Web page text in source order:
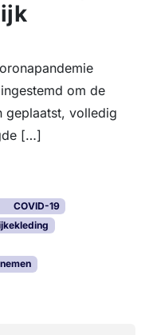
om de
geplaatst, volledig
[…]
COVID-19